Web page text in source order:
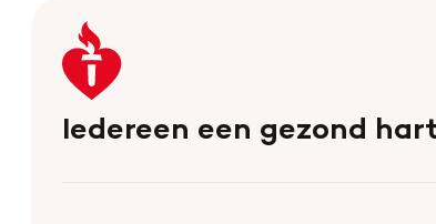
Keer
terug
naar
de
Iedereen een gezond